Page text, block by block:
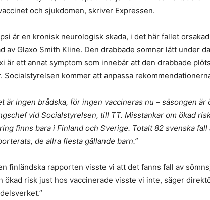
och sjukdomen, skriver Expressen.
är en kronisk neurologisk skada, i det här fallet
av Glaxo Smith Kline. Den drabbade somnar lätt under
är ett annat symptom som innebär att den drabbade
Socialstyrelsen kommer att anpassa
är ingen brådska, för ingen vaccineras nu – säsongen
vid Socialstyrelsen, till TT. Misstankar om ökad
finns bara i Finland och Sverige. Totalt 82 svenska
de allra flesta gällande barn.”
finländska rapporten visste vi att det fanns fall av
ökad risk just hos vaccinerade visste vi inte, säger